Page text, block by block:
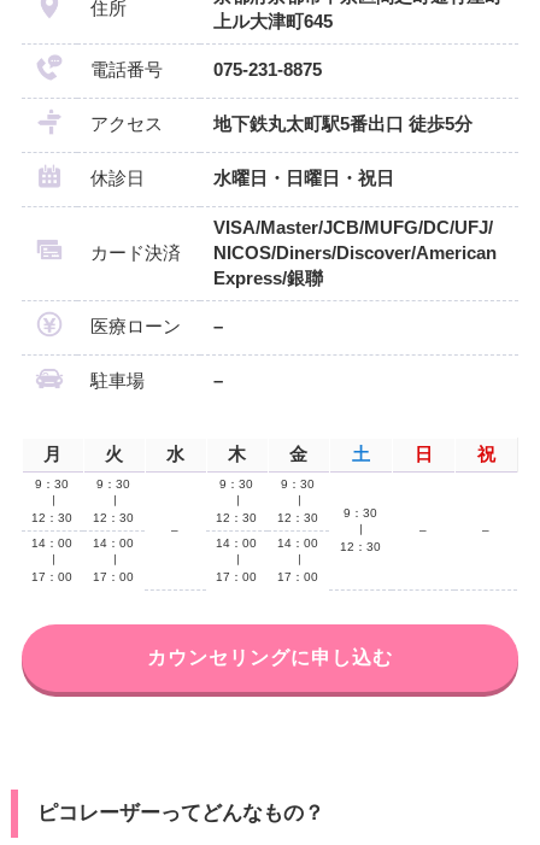
住所
上ル大津町645
電話番号 075-231-8875
アクセス 地下鉄丸太町駅5番出口 徒歩5分
休診日 水曜日・日曜日・祝日
カード決済
VISA/Master/JCB/MUFG/DC/UFJ/
NICOS/Diners/Discover/American
Express/銀聯
医療ローン –
駐車場 –
月 火 水 木 金 土 日 祝
9：30
12：30
9：30
12：30
–
9：30
12：30
9：30
12：30
9：30
12：30
–
–
14：00
17：00
14：00
17：00
14：00
17：00
14：00
17：00
カウンセリングに申し込む
ピコレーザーってどんなもの？